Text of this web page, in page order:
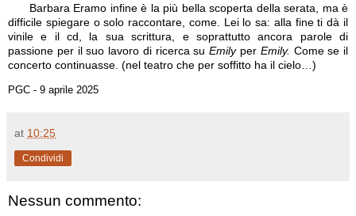
Barbara Eramo infine è la più bella scoperta della serata, ma è
difficile spiegare o solo raccontare, come. Lei lo sa: alla fine ti dà il
vinile e il cd, la sua scrittura, e soprattutto ancora parole di
passione per il suo lavoro di ricerca su Emily per Emily. Come se il
concerto continuasse. (nel teatro che per soffitto ha il cielo…)
PGC - 9 aprile 2025
at 10:25
Condividi
Nessun commento: